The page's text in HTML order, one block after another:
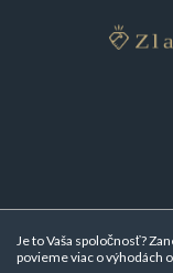
Je to Vaša spoločnosť?
povieme viac ovýhodách